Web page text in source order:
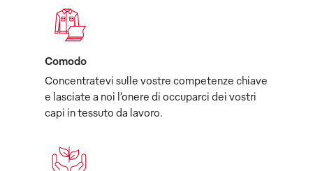
Comodo
Concentratevi sulle vostre competenze chiave
e lasciate a noi l’onere di occuparci dei vostri
capi in tessuto da lavoro.